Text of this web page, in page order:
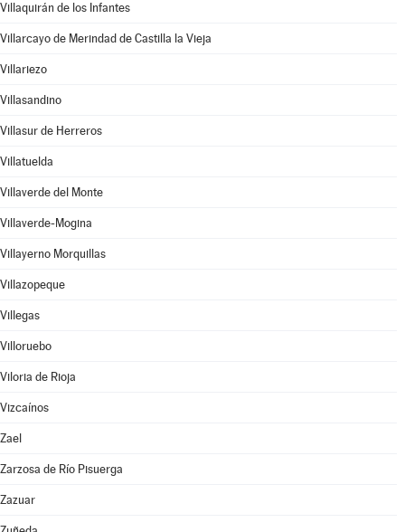
Villaquirán de los Infantes
Villarcayo de Merindad de Castilla la Vieja
Villariezo
Villasandino
Villasur de Herreros
Villatuelda
Villaverde del Monte
Villaverde-Mogina
Villayerno Morquillas
Villazopeque
Villegas
Villoruebo
Viloria de Rioja
Vizcaínos
Zael
Zarzosa de Río Pisuerga
Zazuar